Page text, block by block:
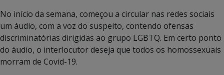
No início da semana, começou a circular nas redes sociais
um áudio, com a voz do suspeito, contendo ofensas
discriminatórias dirigidas ao grupo LGBTQ. Em certo ponto
do áudio, o interlocutor deseja que todos os homossexuais
morram de Covid-19.